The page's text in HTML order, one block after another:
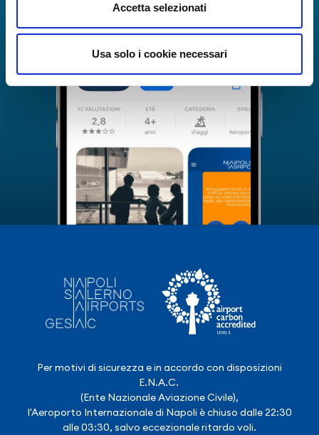
Accetta selezionati
Usa solo i cookie necessari
Per motivi di sicurezza e in accordo con disposizioni
E.N.A.C.
(Ente Nazionale Aviazione Civile),
l'Aeroporto Internazionale di Napoli è chiuso dalle 22:30
alle 03:30, salvo eccezionale ritardo voli.